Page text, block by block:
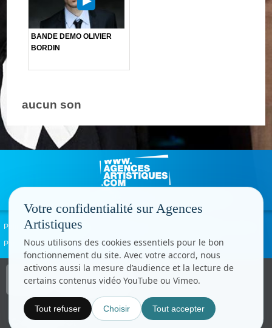
BANDE DEMO OLIVIER
BORDIN
aucun son
Politique de confidentialité
Paramètres cookies
Copyright © CC.Comunication
Tous droits réservés
Votre confidentialité sur Agences
Artistiques
Nous utilisons des cookies essentiels pour le bon
fonctionnement du site. Avec votre accord, nous
activons aussi la mesure d’audience et la lecture de
certains contenus vidéo YouTube ou Vimeo.
Tout refuser Choisir Tout accepter